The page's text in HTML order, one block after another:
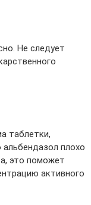
Не следует
таблетки,
плохо
это поможет
активного